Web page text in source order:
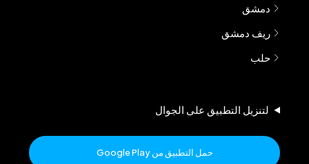
دمشق
ريف دمشق
حلب
لتنزيل التطبيق على الجوال
حمل التطبيق من Google Play